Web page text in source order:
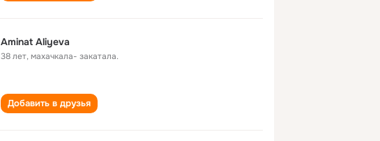
Aminat Aliyeva
38 лет,махачкала- закатала.
Добавить в друзья